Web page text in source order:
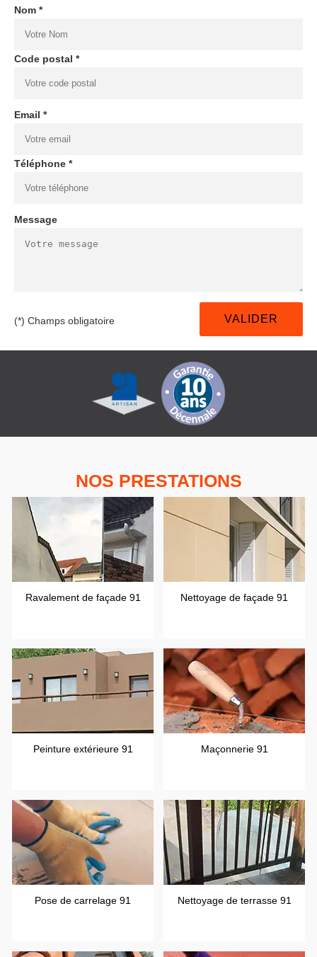
Nom *
Code postal *
Email *
Téléphone *
Message
(*) Champs obligatoire
NOS PRESTATIONS
Ravalement de façade 91 Nettoyage de façade 91
Peinture extérieure 91 Maçonnerie 91
Pose de carrelage 91 Nettoyage de terrasse 91